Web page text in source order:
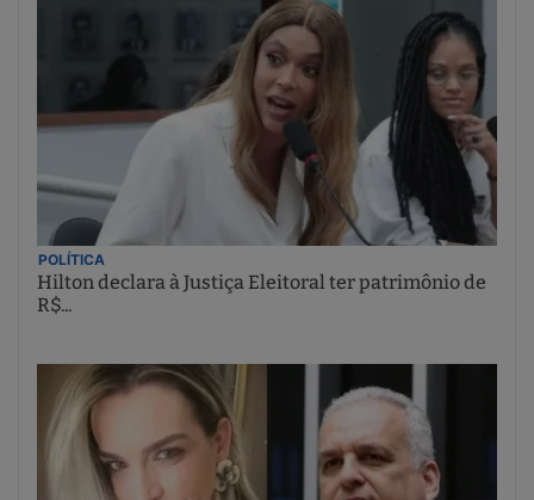
POLÍTICA
Hilton declara à Justiça Eleitoral ter patrimônio de
R$...